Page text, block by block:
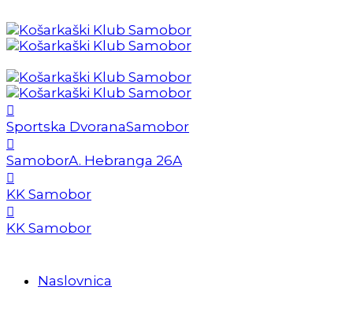
Sportska DvoranaSamobor
SamoborA. Hebranga 26A
KK Samobor
KK Samobor
Naslovnica